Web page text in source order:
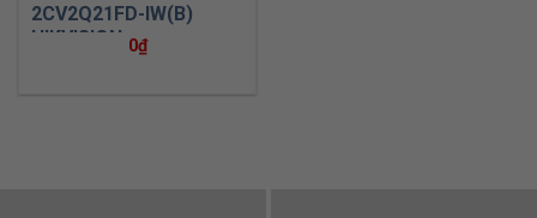
2CV2Q21FD-IW(B)
HIKVISION 0₫